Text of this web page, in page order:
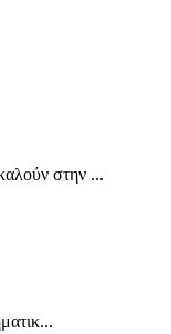
στην ...